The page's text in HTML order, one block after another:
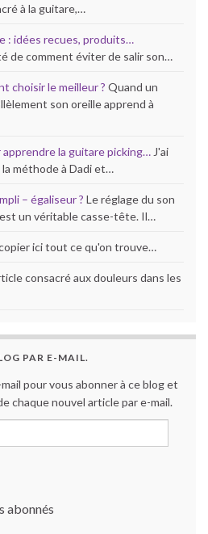
à la guitare,…
: idées recues, produits…
de comment éviter de salir son…
choisir le meilleur ? Quand un
son oreille apprend à
la guitare picking…J'ai
méthode à Dadi et…
– égaliseur ? Le réglage du son
un véritable casse-tête. Il…
ici tout ce qu'on trouve…
consacré aux douleurs dans les
PAR E-MAIL.
pour vous abonner à ce blog et
chaque nouvel article par e-mail.
abonnés